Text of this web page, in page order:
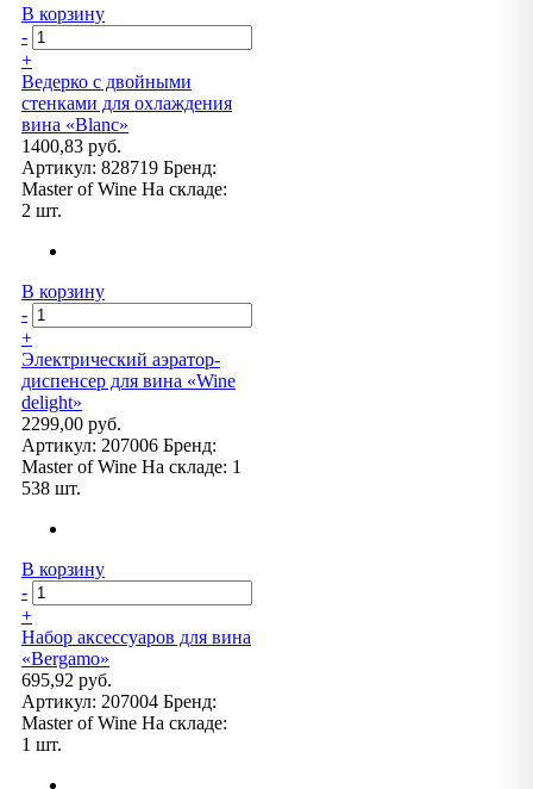
В корзину
-
+
Ведерко с двойными
стенками для охлаждения
вина «Blanc»
1400,83 руб.
Артикул: 828719 Бренд:
Master of Wine На складе:
2 шт.
В корзину
-
+
Электрический аэратор-
диспенсер для вина «Wine
delight»
2299,00 руб.
Артикул: 207006 Бренд:
Master of Wine На складе: 1
538 шт.
В корзину
-
+
Набор аксессуаров для вина
«Bergamo»
695,92 руб.
Артикул: 207004 Бренд:
Master of Wine На складе:
1 шт.